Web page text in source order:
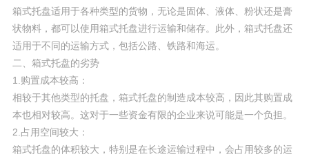
箱式托盘适用于各种类型的货物，无论是固体、液体、粉状还是膏
状物料，都可以使用箱式托盘进行运输和储存。此外，箱式托盘还
适用于不同的运输方式，包括公路、铁路和海运。
二、箱式托盘的劣势
1.购置成本较高：
相较于其他类型的托盘，箱式托盘的制造成本较高，因此其购置成
本也相对较高。这对于一些资金有限的企业来说可能是一个负担。
2.占用空间较大：
箱式托盘的体积较大，特别是在长途运输过程中，会占用较多的运